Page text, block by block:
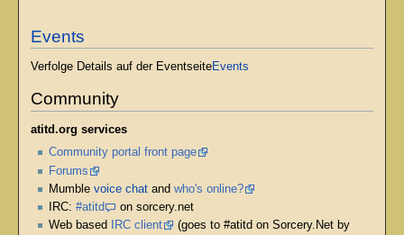
Events
Verfolge Details auf der EventseiteEvents
Community
atitd.org services
Community portal front page
Forums
Mumble voice chat and who's online?
IRC: #atitd
on sorcery.net
Web based
IRC client
(goes to #atitd on Sorcery.Net by